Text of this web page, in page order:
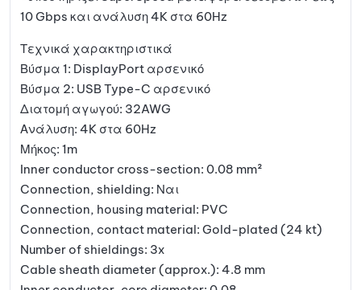
10 Gbps και ανάλυση 4K στα 60Hz
Τεχνικά χαρακτηριστικά
Βύσμα 1: DisplayPort αρσενικό
Βύσμα 2: USB Type-C αρσενικό
Διατομή αγωγού: 32AWG
Ανάλυση: 4K στα 60Hz
Μήκος: 1m
Inner conductor cross-section: 0.08 mm²
Connection, shielding: Ναι
Connection, housing material: PVC
Connection, contact material: Gold-plated (24 kt)
Number of shieldings: 3x
Cable sheath diameter (approx.): 4.8 mm